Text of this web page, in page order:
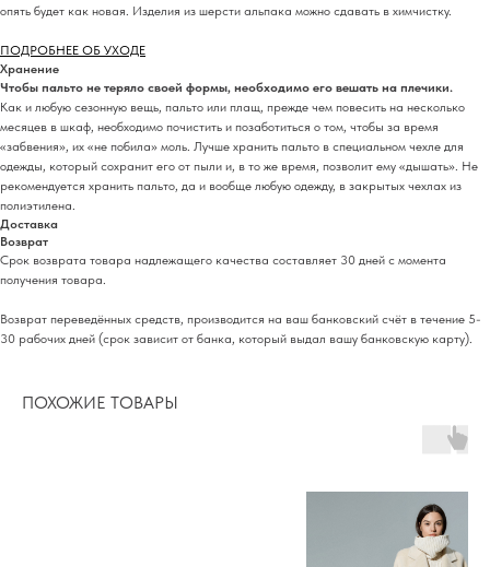
опять будет как новая. Изделия из шерсти альпака можно сдавать в химчистку.
ПОДРОБНЕЕ ОБ УХОДЕ
Хранение
Чтобы пальто не теряло своей формы, необходимо его вешать на плечики.
Как и любую сезонную вещь, пальто или плащ, прежде чем повесить на несколько
месяцев в шкаф, необходимо почистить и позаботиться о том, чтобы за время
«забвения», их «не побила» моль. Лучше хранить пальто в специальном чехле для
одежды, который сохранит его от пыли и, в то же время, позволит ему «дышать». Не
рекомендуется хранить пальто, да и вообще любую одежду, в закрытых чехлах из
полиэтилена.
Доставка
Возврат
Срок возврата товара надлежащего качества составляет 30 дней с момента
получения товара.
Возврат переведённых средств, производится на ваш банковский счёт в течение 5-
30 рабочих дней (срок зависит от банка, который выдал вашу банковскую карту).
ПОХОЖИЕ ТОВАРЫ